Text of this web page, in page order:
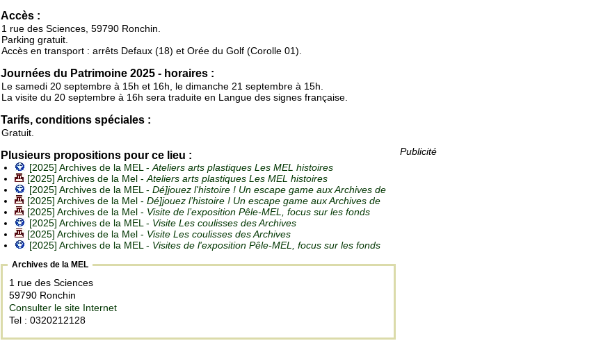
Publicité
Accès :
1 rue des Sciences, 59790 Ronchin.
Parking gratuit.
Accès en transport : arrêts Defaux (18) et Orée du Golf (Corolle 01).
Journées du Patrimoine 2025 - horaires :
Le samedi 20 septembre à 15h et 16h, le dimanche 21 septembre à 15h.
La visite du 20 septembre à 16h sera traduite en Langue des signes française.
Tarifs, conditions spéciales :
Gratuit.
Plusieurs propositions pour ce lieu :
[2025] Archives de la MEL -Ateliers arts plastiques Les MEL histoires
[2025] Archives de la Mel -Ateliers arts plastiques Les MEL histoires
[2025] Archives de la MEL - Dé]jouez l'histoire ! Un escape game aux Archives de
[2025] Archives de la Mel - Dé]jouez l’histoire ! Un escape game aux Archives de
[2025] Archives de la Mel - Visite de l’exposition Pêle-MEL, focus sur les fonds
[2025] Archives de la MEL - Visite Les coulisses des Archives
[2025] Archives de la Mel - Visite Les coulisses des Archives
[2025] Archives de la MEL - Visites de l'exposition Pêle-MEL, focus sur les fonds
Archives de la MEL
1 rue des Sciences
59790 Ronchin
Consulter le site Internet
Tel : 0320212128